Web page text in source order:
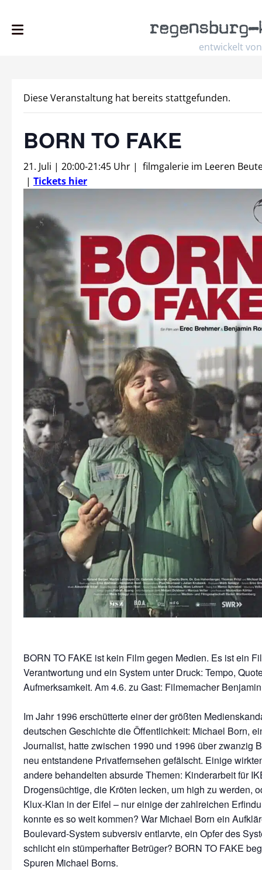
entwickelt von
regensburg–
Diese Veranstaltung hat bereits stattgefunden.
BORN TO FAKE
21. Juli | 20:00-21:45 Uhr | filmgalerie im Leeren
| Tickets hier
BORN TO FAKE ist kein Film gegen Medien. Es ist ein
Verantwortung und ein System unter Druck: Tempo,
Aufmerksamkeit. Am 4.6. zu Gast: Filmemacher
Im Jahr 1996 erschütterte einer der größten
deutschen Geschichte die Öffentlichkeit: Michael Born,
Journalist, hatte zwischen 1990 und 1996 über zwanzig
neu entstandene Privatfernsehen gefälscht. Einige
andere behandelten absurde Themen: Kinderarbeit für
Drogensüchtige, die Kröten lecken, um high zu werden,
Klux-Klan in der Eifel – nur einige der zahlreichen
konnte es so weit kommen? War Michael Born ein
Boulevard-System subversiv entlarvte, ein Opfer des
schlicht ein stümperhafter Betrüger? BORN TO FAKE
Spuren Michael Borns.